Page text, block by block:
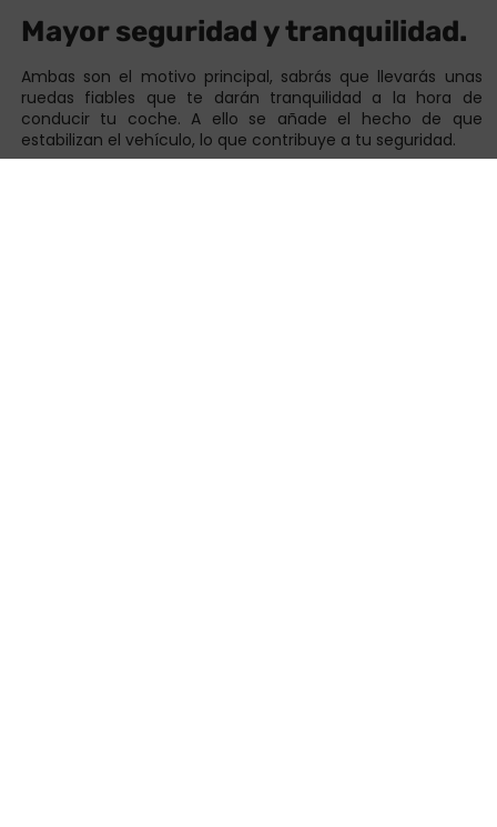
Mayor seguridad y tranquilidad.
Ambas son el motivo principal, sabrás que llevarás unas
ruedas fiables que te darán tranquilidad a la hora de
conducir tu coche. A ello se añade el hecho de que
estabilizan el vehículo, lo que contribuye a tu seguridad.